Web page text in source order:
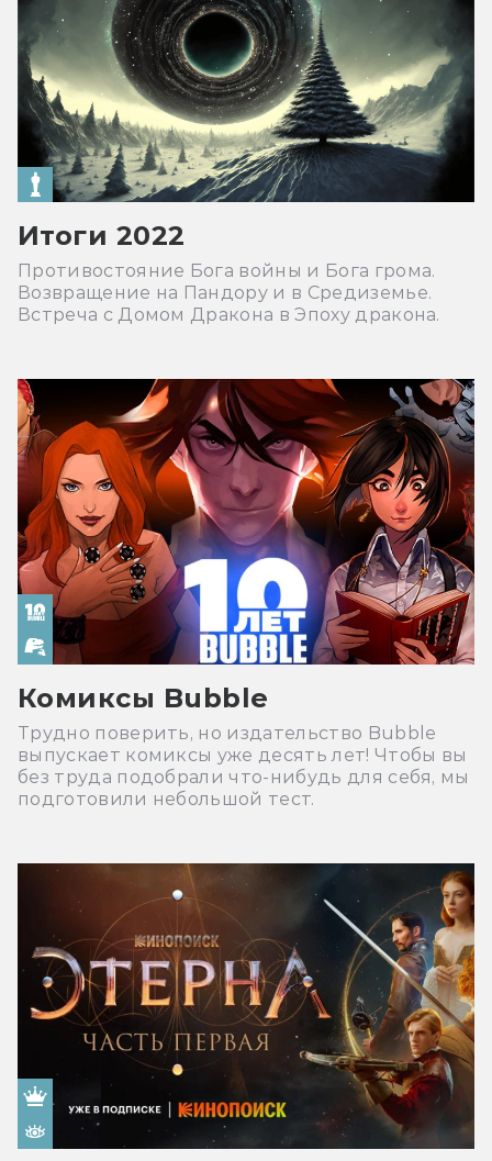
Итоги 2022
Противостояние Бога войны и Бога грома.
Возвращение на Пандору и в Средиземье.
Встреча с Домом Дракона в Эпоху дракона.
Комиксы Bubble
Трудно поверить, но издательство Bubble
выпускает комиксы уже десять лет! Чтобы вы
без труда подобрали что-нибудь для себя, мы
подготовили небольшой тест.